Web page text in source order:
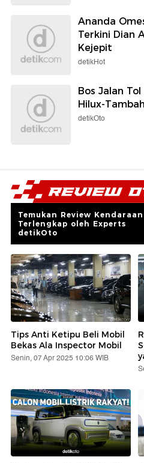
Ananda
Terkini Dian
Kejepit
detikHot
Bos Jalan
Hilux-
detikOto
Temukan Review Kendaraan
Terlengkap oleh Experts
detikOto
Tips Anti Ketipu Beli Mobil
Bekas Ala Inspector Mobil
Senin, 07 Apr 2025 10:06 WIB